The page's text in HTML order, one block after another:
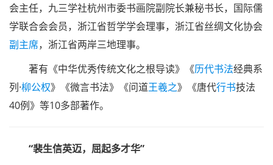
会主任，九三学社杭州市委书画院副院长兼秘书长，国际儒
学联合会会员，浙江省哲学学会理事，浙江省丝绸文化协会
副主席，浙江省两岸三地理事。
著有《中华优秀传统文化之根导读》《历代书法经典系
列·柳公权》《微言书法》《问道王羲之》《唐代行书技法
40例》等10多部著作。
“裴生信英迈，屈起多才华”